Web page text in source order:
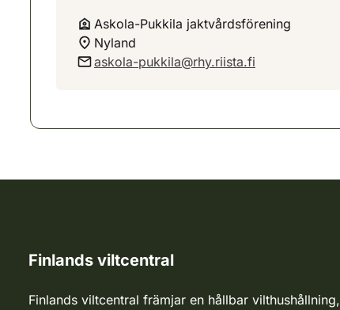
Askola-Pukkila jaktvårdsförening
Nyland
askola-pukkila@rhy.riista.fi
Finlands viltcentral
Finlands viltcentral främjar en hållbar vilthushållning,